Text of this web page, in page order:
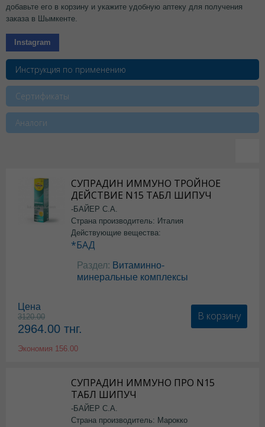
добавьте его в корзину и укажите удобную аптеку для получения
заказа в Шымкенте.
Instagram
Инструкция по применению
Сертификаты
Аналоги
СУПРАДИН ИММУНО ТРОЙНОЕ
ДЕЙСТВИЕ N15 ТАБЛ ШИПУЧ
-БАЙЕР С.А.
Страна производитель: Италия
Действующие вещества:
*БАД
Раздел: Витаминно-
минеральные комплексы
Цена
3120.00
2964.00 тнг.
Экономия 156.00
В корзину
СУПРАДИН ИММУНО ПРО N15
ТАБЛ ШИПУЧ
-БАЙЕР С.А.
Страна производитель: Марокко